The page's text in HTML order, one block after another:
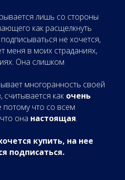
лишь со стороны
как расщелкнуть
не хочется,
меня в моих страданиях,
Она слишком
многоранность своей
считывается как очень
потому что со всем
она настоящая.
купить, на нее
подписаться.